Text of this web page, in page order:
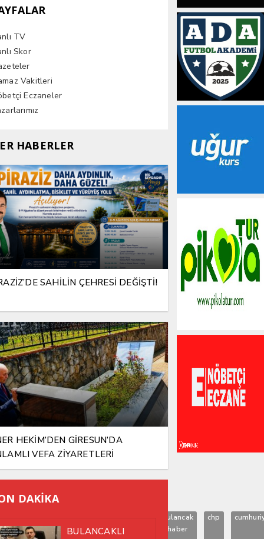
başkanı
bulancak
haber
chp
TV
Skor
Vakitleri
Eczaneler
HABERLER
SAHİLİN ÇEHRESİ DEĞİŞTİ!
HEKİM’DEN GİRESUN’DA
VEFA ZİYARETLERİ
DAKİKA
BULANCAKLI